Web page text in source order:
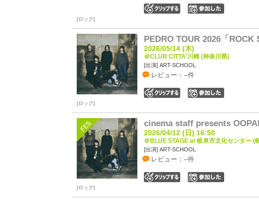
ロック
PEDRO TOUR 2026「ROCK
2026/05/14 (木)
＠CLUB CITTA'川崎 (神奈川県)
[出演] ART-SCHOOL
レビュー：--件
ロック
cinema staff presents
2026/04/12 (日) 16:50
＠BLUE STAGE at 岐阜市文化センター (
[出演] ART-SCHOOL
レビュー：--件
ロック